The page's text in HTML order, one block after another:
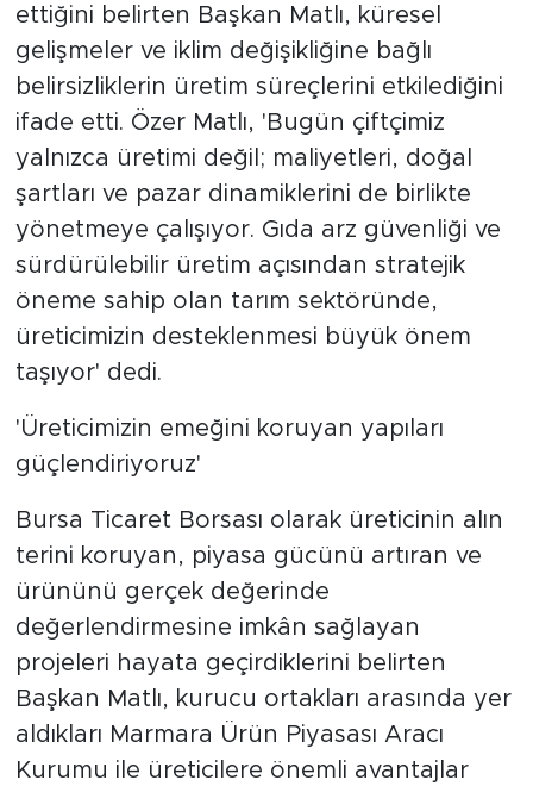
ettiğini belirten Başkan Matlı, küresel
gelişmeler ve iklim değişikliğine bağlı
belirsizliklerin üretim süreçlerini etkilediğini
ifade etti. Özer Matlı, 'Bugün çiftçimiz
yalnızca üretimi değil; maliyetleri, doğal
şartları ve pazar dinamiklerini de birlikte
yönetmeye çalışıyor. Gıda arz güvenliği ve
sürdürülebilir üretim açısından stratejik
öneme sahip olan tarım sektöründe,
üreticimizin desteklenmesi büyük önem
taşıyor' dedi.
'Üreticimizin emeğini koruyan yapıları
güçlendiriyoruz'
Bursa Ticaret Borsası olarak üreticinin alın
terini koruyan, piyasa gücünü artıran ve
ürününü gerçek değerinde
değerlendirmesine imkân sağlayan
projeleri hayata geçirdiklerini belirten
Başkan Matlı, kurucu ortakları arasında yer
aldıkları Marmara Ürün Piyasası Aracı
Kurumu ile üreticilere önemli avantajlar